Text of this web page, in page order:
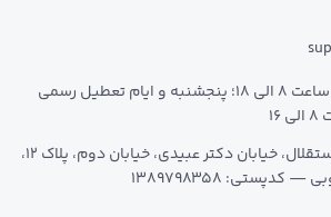
شنبه تا چهارشنبه از ساعت 8 الی 18؛ پنجشنبه و ایام تعطیل رسمی
تهران، محله شهرک استقلال، خیابان دکتر عبیدی، خیابان دوم، پلاک 12،
1389798358